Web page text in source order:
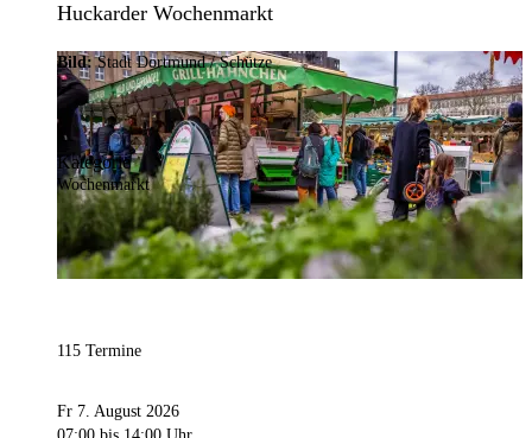
Huckarder Wochenmarkt
Bild:Stadt Dortmund / Schütze
Kategorie
Wochenmarkt
115 Termine
Fr 7. August 2026